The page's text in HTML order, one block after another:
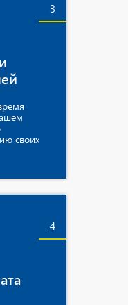
3
своих
4